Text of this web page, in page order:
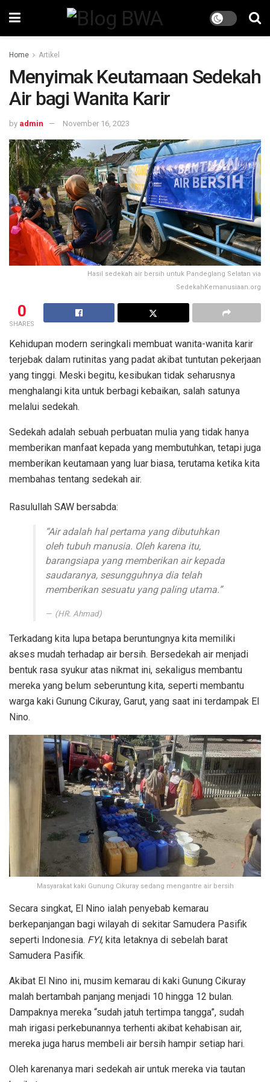
Home Artikel
Menyimak Keutamaan Sedekah
Air bagi Wanita Karir
by admin November 16, 2023
Hasil sedekah air bersih untuk Pandeglang Selatan via
SedekahKemanusiaan.org
0
SHARES
Kehidupan modern seringkali membuat wanita-wanita karir
terjebak dalam rutinitas yang padat akibat tuntutan pekerjaan
yang tinggi. Meski begitu, kesibukan tidak seharusnya
menghalangi kita untuk berbagi kebaikan, salah satunya
melalui sedekah.
Sedekah adalah sebuah perbuatan mulia yang tidak hanya
memberikan manfaat kepada yang membutuhkan, tetapi juga
memberikan keutamaan yang luar biasa, terutama ketika kita
membahas tentang sedekah air.
Rasulullah SAW bersabda:
“Air adalah hal pertama yang dibutuhkan
oleh tubuh manusia. Oleh karena itu,
barangsiapa yang memberikan air kepada
saudaranya, sesungguhnya dia telah
memberikan sesuatu yang paling utama.”
(HR. Ahmad)
Terkadang kita lupa betapa beruntungnya kita memiliki
akses mudah terhadap air bersih. Bersedekah air menjadi
bentuk rasa syukur atas nikmat ini, sekaligus membantu
mereka yang belum seberuntung kita, seperti membantu
warga kaki Gunung Cikuray, Garut, yang saat ini terdampak El
Nino.
Masyarakat kaki Gunung Cikuray sedang mengantre air bersih
Secara singkat, El Nino ialah penyebab kemarau
berkepanjangan bagi wilayah di sekitar Samudera Pasifik
seperti Indonesia. FYI, kita letaknya di sebelah barat
Samudera Pasifik.
Akibat El Nino ini, musim kemarau di kaki Gunung Cikuray
malah bertambah panjang menjadi 10 hingga 12 bulan.
Dampaknya mereka “sudah jatuh tertimpa tangga”, sudah
mah irigasi perkebunannya terhenti akibat kehabisan air,
mereka juga harus membeli air bersih hampir setiap hari.
Oleh karenanya mari sedekah air untuk mereka via tautan